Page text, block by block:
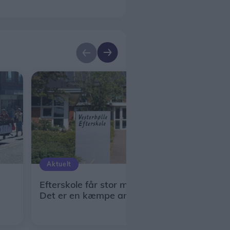
Aktuelt
Efterskole får stor milliondonation: -
Det er en kæmpe anerkendelse